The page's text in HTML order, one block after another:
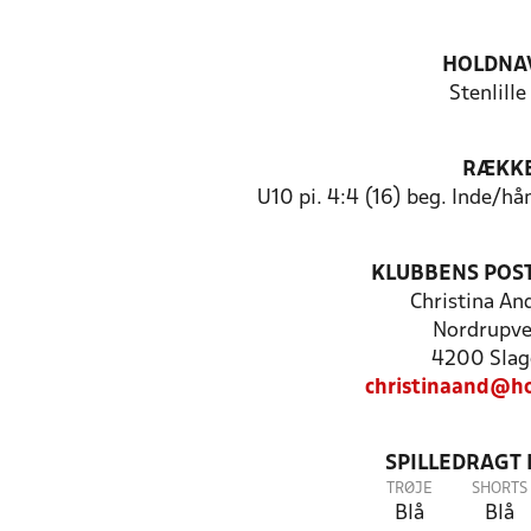
Stenlille
U10 pi. 4:4 (16) beg. Inde/
KLUBBENS
Christina
4200
SPILLEDRAGT
TRØJE
Blå
SHORTS
Blå